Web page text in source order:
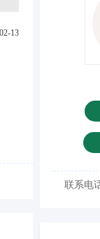
13
联系电